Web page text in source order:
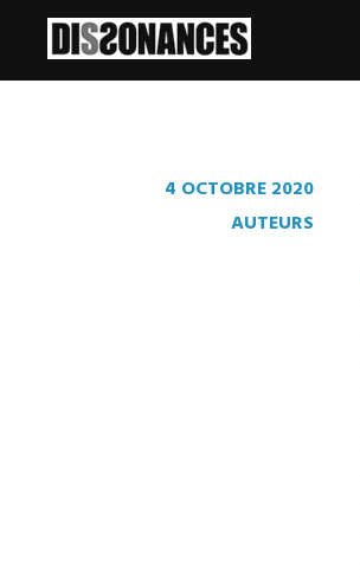
4 OCTOBRE 2020
AUTEURS